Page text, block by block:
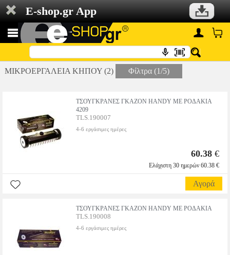
E-shop.gr App
ΜΙΚΡΟΕΡΓΑΛΕΙΑ ΚΗΠΟΥ (2) Φίλτρα (1/5)
ΤΣΟΥΓΚΡΑΝΕΣ ΓΚΑΖΟΝ ΗΑΝDΥ ΜΕ ΡΟΔΑΚΙΑ
4209
TLS.190007
4-6 εργάσιμες ημέρες
60.38 €
Ελάχιστη 30 ημερών 60.38 €
Αγορά
ΤΣΟΥΓΚΡΑΝΕΣ ΓΚΑΖΟΝ ΗΑΝDΥ ΜΕ ΡΟΔΑΚΙΑ
TLS.190008
4-6 εργάσιμες ημέρες